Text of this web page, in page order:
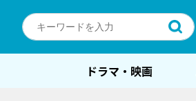
ドラマ・映画